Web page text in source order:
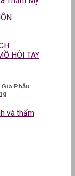
HÔI TAY
Phẫu
và thẩm